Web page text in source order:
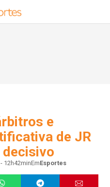
e
de JR
12h42minEmEsportes